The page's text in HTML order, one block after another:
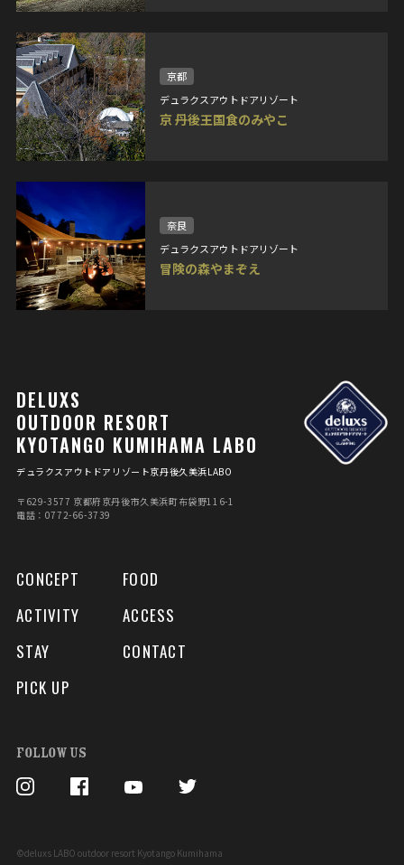
京都
デュラクスアウトドアリゾート
京 丹後王国食のみやこ
奈良
デュラクスアウトドアリゾート
冒険の森やまぞえ
DELUXS
OUTDOOR RESORT
KYOTANGO KUMIHAMA LABO
デュラクスアウトドアリゾート京丹後久美浜LABO
〒629-3577 京都府京丹後市久美浜町布袋野116-1
電話：0772-66-3739
CONCEPT
ACTIVITY
STAY
PICK UP
FOOD
ACCESS
CONTACT
FOLLOW US
©deluxs LABO outdoor resort Kyotango Kumihama